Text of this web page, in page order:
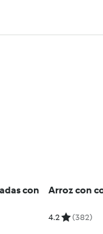
con
Arroz con
4.2 (382)